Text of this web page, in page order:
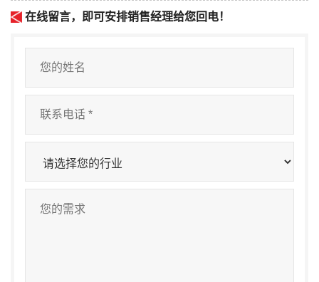
在线留言，即可安排销售经理给您回电！